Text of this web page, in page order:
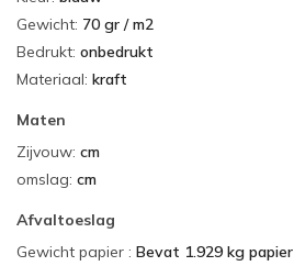
Gewicht: 70 gr / m2
Bedrukt: onbedrukt
Materiaal: kraft
Maten
Zijvouw: cm
omslag: cm
Afvaltoeslag
Gewicht papier : Bevat 1.929 kg papier